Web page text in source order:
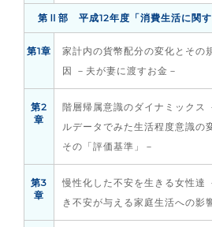
第Ⅱ部 平成12年度「消費生活に関す
第1章
家計内の貨幣配分の変化とその
因 －夫が妻に渡すお金－
第2
章
階層帰属意識のダイナミックス
ルデータでみた生活程度意識の
その「評価基準」－
第3
章
慢性化した不安を生きる女性達
き不安が与える家庭生活への影